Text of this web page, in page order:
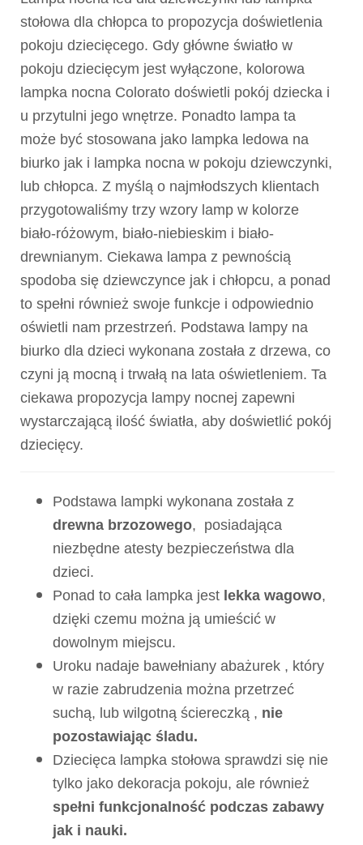
stołowa dla chłopca to propozycja doświetlenia
pokoju dziecięcego. Gdy główne światło w
pokoju dziecięcym jest wyłączone, kolorowa
lampka nocna Colorato doświetli pokój dziecka i
u przytulni jego wnętrze. Ponadto lampa ta
może być stosowana jako lampka ledowa na
biurko jak i lampka nocna w pokoju dziewczynki,
lub chłopca. Z myślą o najmłodszych klientach
przygotowaliśmy trzy wzory lamp w kolorze
biało-różowym, biało-niebieskim i biało-
drewnianym. Ciekawa lampa z pewnością
spodoba się dziewczynce jak i chłopcu, a ponad
to spełni również swoje funkcje i odpowiednio
oświetli nam przestrzeń. Podstawa lampy na
biurko dla dzieci wykonana została z drzewa, co
czyni ją mocną i trwałą na lata oświetleniem. Ta
ciekawa propozycja lampy nocnej zapewni
wystarczającą ilość światła, aby doświetlić pokój
dziecięcy.
Podstawa lampki wykonana została z
drewna brzozowego, posiadająca
niezbędne atesty bezpieczeństwa dla
dzieci.
Ponad to cała lampka jest lekka wagowo,
dzięki czemu można ją umieścić w
dowolnym miejscu.
Uroku nadaje bawełniany abażurek , który
w razie zabrudzenia można przetrzeć
suchą, lub wilgotną ściereczką , nie
pozostawiając śladu.
Dziecięca lampka stołowa sprawdzi się nie
tylko jako dekoracja pokoju, ale również
spełni funkcjonalność podczas zabawy
jak i nauki.